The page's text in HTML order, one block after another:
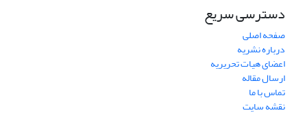
دسترسی سریع
صفحه اصلی
درباره نشریه
اعضای هیات تحریریه
ارسال مقاله
تماس با ما
نقشه سایت